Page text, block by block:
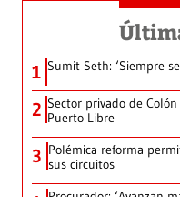
1 Sumit Seth: ‘Siempre
2 Sector privado de
Puerto Libre
3 Polémica reforma
sus circuitos